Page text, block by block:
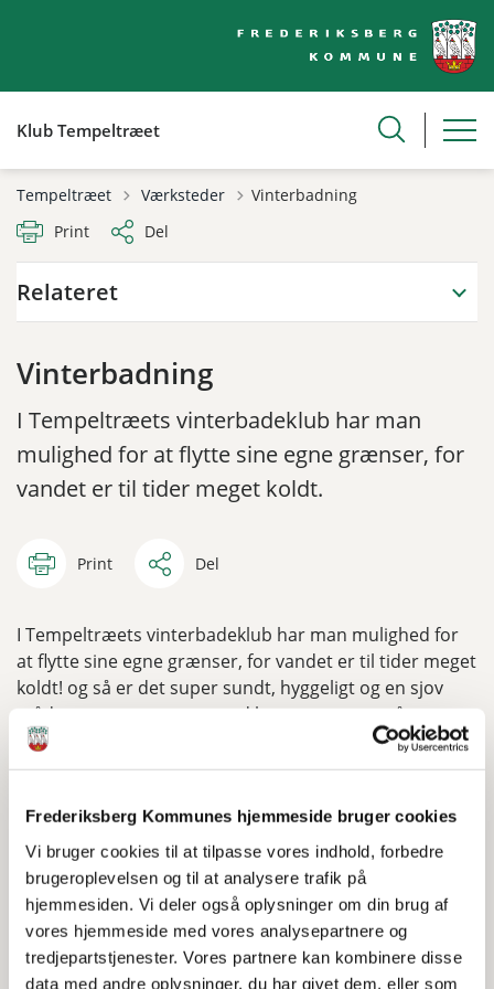
Frederiksberg Kommunes hjemmeside bruger cookies
Vi bruger cookies til at tilpasse vores indhold, forbedre
brugeroplevelsen og til at analysere trafik på
hjemmesiden. Vi deler også oplysninger om din brug af
vores hjemmeside med vores analysepartnere og
tredjepartstjenester. Vores partnere kan kombinere disse
data med andre oplysninger, du har givet dem, eller som
Klub Tempeltræet
Tempeltræet Tilbage til
Værksteder
Vinterbadning
Print
Del
Relateret
Vinterbadning
I Tempeltræets vinterbadeklub har man
mulighed for at flytte sine egne grænser, for
vandet er til tider meget koldt.
Print Del
I Tempeltræets vinterbadeklub har man mulighed for
at flytte sine egne grænser, for vandet er til tider meget
koldt! og så er det super sundt, hyggeligt og en sjov
måde at være sammen med kammeraterne på.
og på den måde vender de sig gradvist til
temperaturene. Inden sæsonen slutter kårer vi årets
vinterbader med en lille cermoni og vandrepokal.
Vi bader vi fra en lille bro ved siden af Tempeltræets
mobilsauna, som ligger ved Kastrup Lystbådehavn.